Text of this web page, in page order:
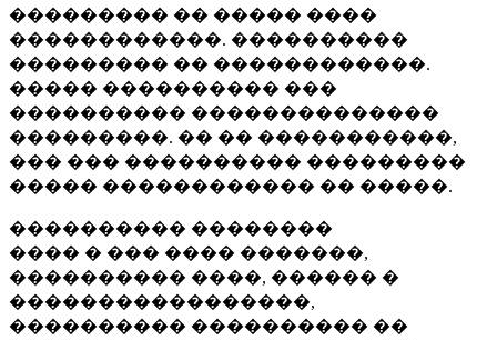
��������� �� ����� ����
������������. ����������
��������� �� ������������.
����� ���������� ���
���������� ��������������
���������. �� �� �����������,
��� ��� ���������� ���������
����� ������������ �� �����.
���������� ��������
���� � ��� ���� �������,
���������� ����, ������ �
�����������������,
���������� ���������� ��